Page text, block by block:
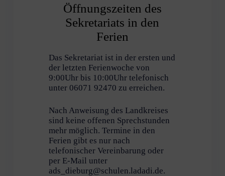
Öffnungszeiten des
Sekretariats in den
Ferien
Das Sekretariat ist in der ersten und
der letzten Ferienwoche von
9:00Uhr bis 10:00Uhr telefonisch
unter 06071 92470 zu erreichen.
Nach Anweisung des Landkreises
sind keine offenen Sprechstunden
mehr möglich. Termine in den
Ferien gibt es nur nach
telefonischer Vereinbarung oder
per E-Mail unter
ads_dieburg@schulen.ladadi.de.